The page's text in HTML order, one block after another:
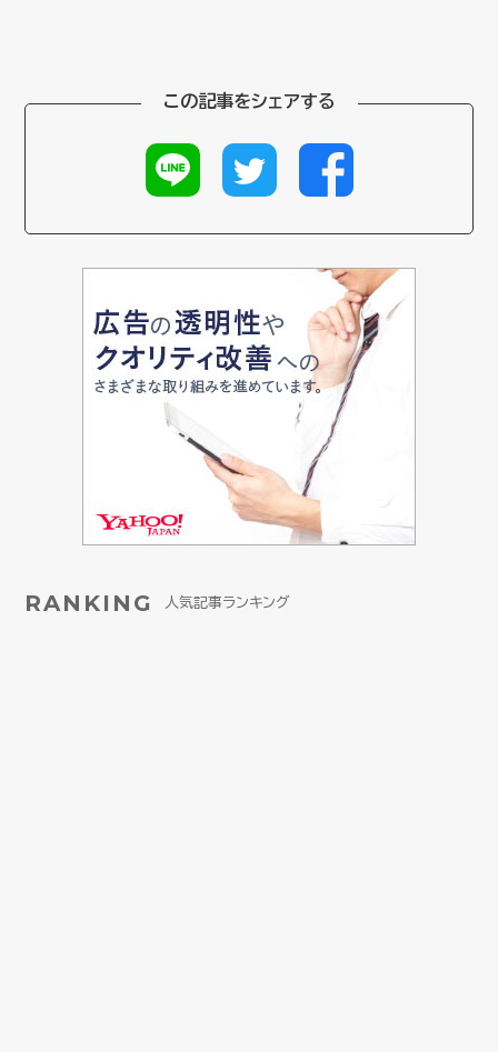
この記事をシェアする
RANKING 人気記事ランキング